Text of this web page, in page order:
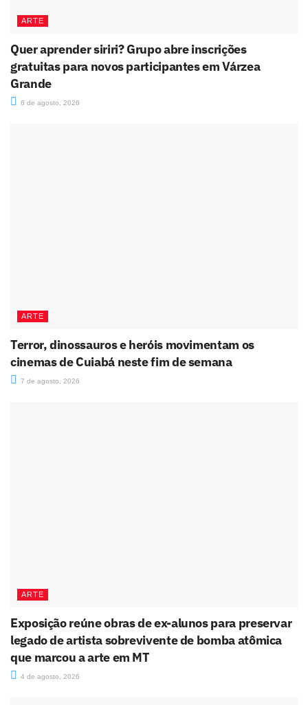
ARTE
Quer aprender siriri? Grupo abre inscrições
gratuitas para novos participantes em Várzea
Grande
6 de agosto, 2026
ARTE
Terror, dinossauros e heróis movimentam os
cinemas de Cuiabá neste fim de semana
7 de agosto, 2026
ARTE
Exposição reúne obras de ex-alunos para preservar
legado de artista sobrevivente de bomba atômica
que marcou a arte em MT
4 de agosto, 2026